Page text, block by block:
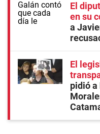
El
en su
a
El
pidió a